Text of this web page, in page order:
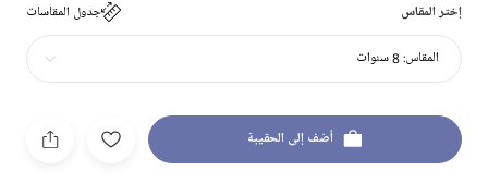
إختر المقاس جدول المقاسات
المقاس:8 سنوات
أضف إلى الحقيبة